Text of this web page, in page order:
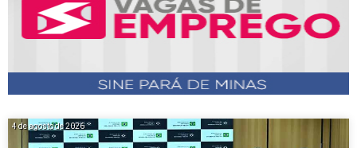
4 de agosto de 2026